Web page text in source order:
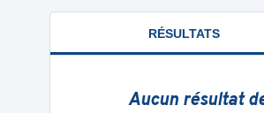
RÉSULTATS
Aucun résultat